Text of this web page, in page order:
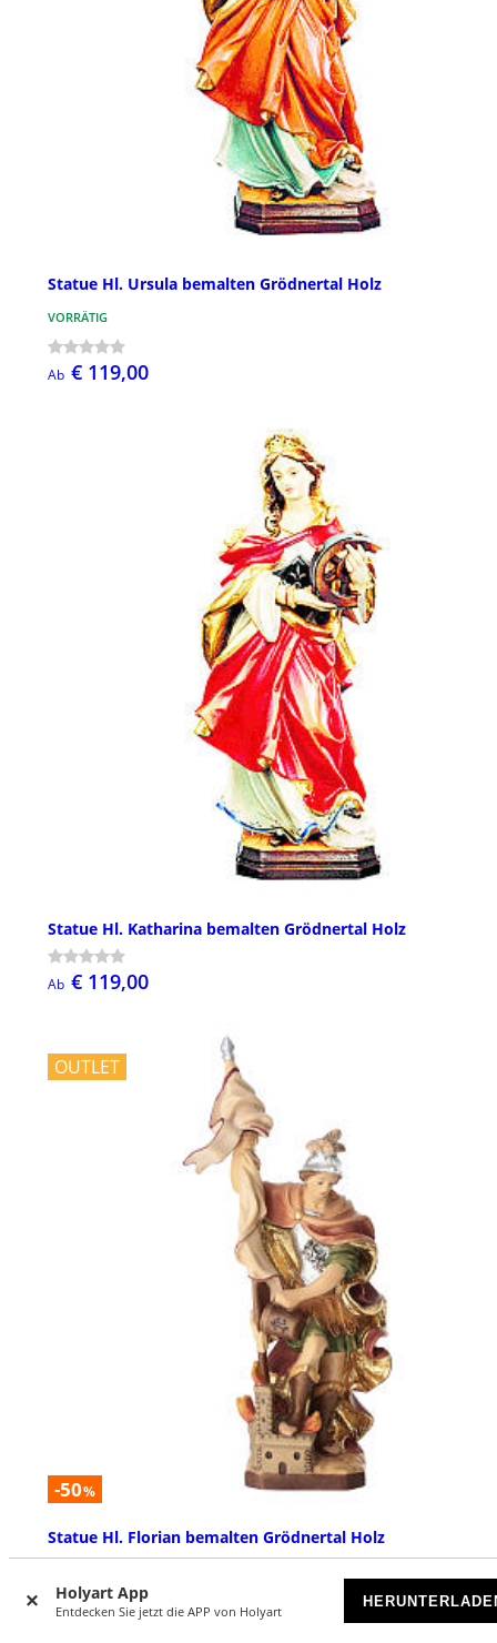
Holyart App
Entdecken Sie jetzt die APP von Holyart
Statue Hl. Ursula bemalten Grödnertal Holz
VORRÄTIG
Ab € 119,00
Statue Hl. Katharina bemalten Grödnertal Holz
Ab € 119,00
OUTLET
-50%
Statue Hl. Florian bemalten Grödnertal Holz
€ 39,90